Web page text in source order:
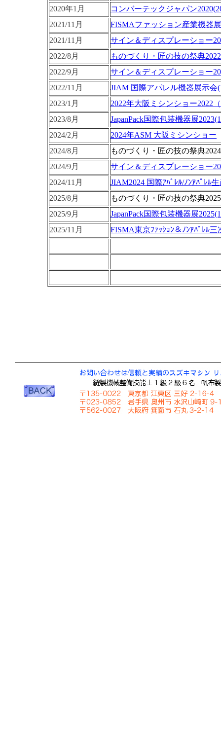
2020年1月
コンバーテックジャパン
2021/11月
FISMAファッション産業機器展
2021/11月
サイン＆ディスプレーショー
2022/8月
ものづくり・匠の技の祭典
2022/9月
サイン＆ディスプレーショー
2022/11月
JIAM 国際アパレル機器展示会
2023/1月
2022年大阪ミシンショー2022
2023/8月
JapanPack国際包装機器展
2024/2月
2024年ASM 大阪ミシンショー
2024/8月
ものづくり・匠の技の祭典2024
2024/9月
サイン＆ディスプレーショー
2024/11月
JIAM2024 国際ｱﾊﾟﾚﾙ/ﾉﾝｱﾊﾟﾚﾙ
2025/8月
ものづくり・匠の技の祭典2025
2025/9月
JapanPack国際包装機器展
2025/11月
FISMA東京ﾌｧｯｼｮﾝ＆ﾉﾝｱﾊﾟﾚﾙ